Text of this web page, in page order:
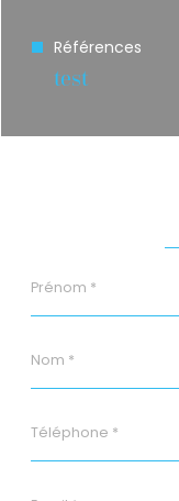
Références
test
*
*
*